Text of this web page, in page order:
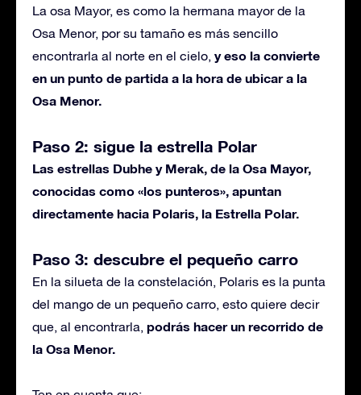
La osa Mayor, es como la hermana mayor de la
Osa Menor, por su tamaño es más sencillo
encontrarla al norte en el cielo, y eso la convierte
en un punto de partida a la hora de ubicar a la
Osa Menor.
Paso 2: sigue la estrella Polar
Las estrellas Dubhe y Merak, de la Osa Mayor,
conocidas como «los punteros», apuntan
directamente hacia Polaris, la Estrella Polar.
Paso 3: descubre el pequeño carro
En la silueta de la constelación, Polaris es la punta
del mango de un pequeño carro, esto quiere decir
que, al encontrarla, podrás hacer un recorrido de
la Osa Menor.